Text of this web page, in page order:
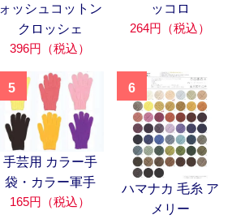
ォッシュコットン
クロッシェ
396円（税込）
ッコロ
264円（税込）
5
手芸用 カラー手
袋・カラー軍手
165円（税込）
6
ハマナカ 毛糸 ア
メリー